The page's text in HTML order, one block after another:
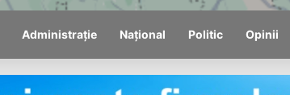
Administrație Național Politic Opinii